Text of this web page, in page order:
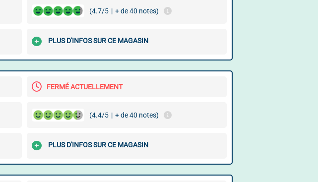
(4.7/5 | + de 40 notes)
PLUS D'INFOS SUR CE MAGASIN
FERMÉ ACTUELLEMENT
(4.4/5 | + de 40 notes)
PLUS D'INFOS SUR CE MAGASIN